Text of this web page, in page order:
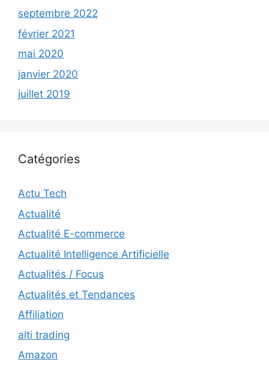
septembre 2022
février 2021
mai 2020
janvier 2020
juillet 2019
Catégories
Actu Tech
Actualité
Actualité E-commerce
Actualité Intelligence Artificielle
Actualités / Focus
Actualités et Tendances
Affiliation
alti trading
Amazon